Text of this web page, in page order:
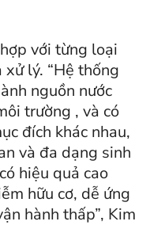
với từng loại
lý. “Hệ thống
nguồn nước
đích khác nhau,
và đa dạng sinh
hiệu quả cao
hữu cơ, dễ ứng
hành thấp”, Kim